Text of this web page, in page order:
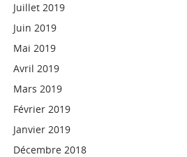
Juillet 2019
Juin 2019
Mai 2019
Avril 2019
Mars 2019
Février 2019
Janvier 2019
Décembre 2018